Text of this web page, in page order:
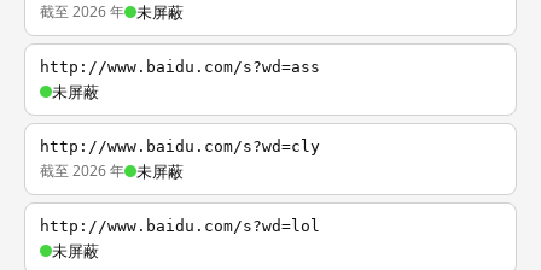
截至 2026 年 未屏蔽
http://www.baidu.com/s?wd=ass
未屏蔽
http://www.baidu.com/s?wd=cly
截至 2026 年 未屏蔽
http://www.baidu.com/s?wd=lol
未屏蔽